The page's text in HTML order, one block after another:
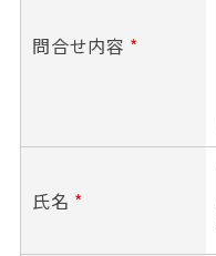
問合せ内容 *
氏名 *